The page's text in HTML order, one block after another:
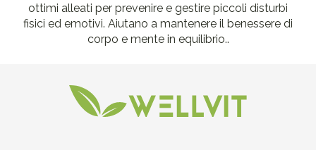
ottimi alleati per prevenire e gestire piccoli disturbi
fisici ed emotivi. Aiutano a mantenere il benessere di
corpo e mente in equilibrio..